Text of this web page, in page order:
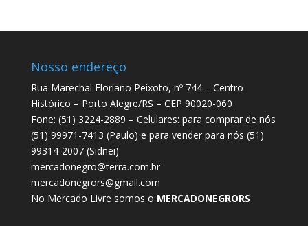
Nosso endereço
Rua Marechal Floriano Peixoto, nº 744 – Centro
Histórico – Porto Alegre/RS – CEP 90020-060
Fone: (51) 3224-2889 – Celulares: para comprar de nós
(51) 99971-7413 (Paulo) e para vender para nós (51)
99314-2007 (Sidnei)
mercadonegro@terra.com.br
mercadonegrors@gmail.com
No Mercado Livre somos o MERCADONEGRORS